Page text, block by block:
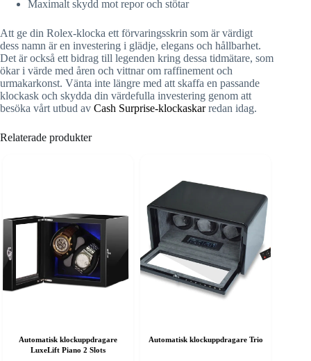
Maximalt skydd mot repor och stötar
Att ge din Rolex-klocka ett förvaringsskrin som är värdigt
dess namn är en investering i glädje, elegans och hållbarhet.
Det är också ett bidrag till legenden kring dessa tidmätare, som
ökar i värde med åren och vittnar om raffinement och
urmakarkonst. Vänta inte längre med att skaffa en passande
klockask och skydda din värdefulla investering genom att
besöka vårt utbud av Cash Surprise-klockaskarredan idag.
Relaterade produkter
Automatisk klockuppdragare
LuxeLift Piano 2 Slots
Automatisk klockuppdragare Trio